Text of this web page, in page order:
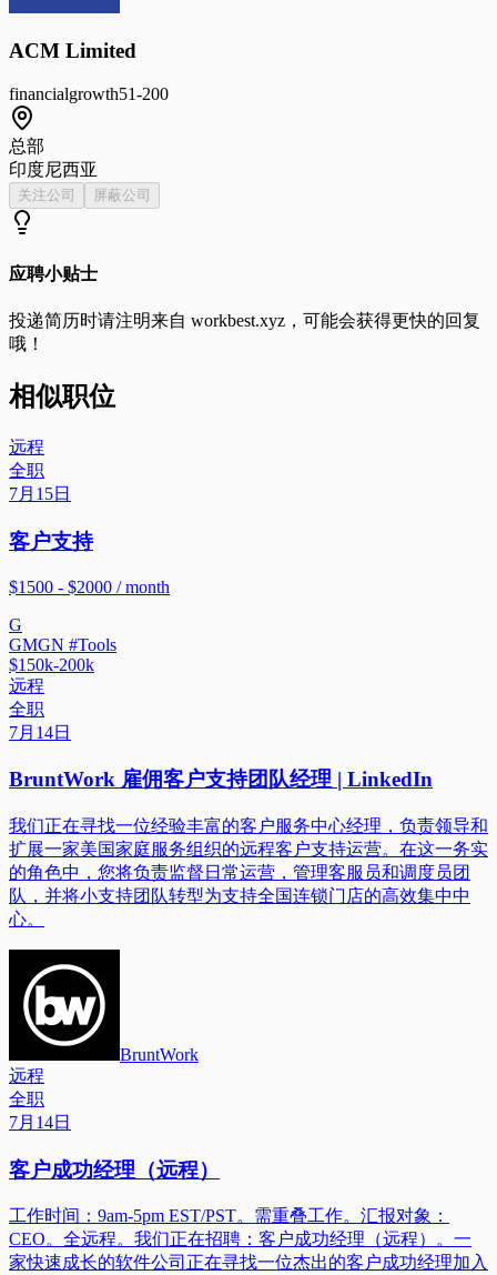
ACM Limited
financialgrowth51-200
总部
印度尼西亚
关注公司 屏蔽公司
应聘小贴士
投递简历时请注明来自 workbest.xyz ，可能会获得更快的回复
哦！
相似职位
远程
全职
7月15日
客户支持
$1500 - $2000 / month
G
GMGN #Tools
$150k-200k
远程
全职
7月14日
BruntWork 雇佣客户支持团队经理 | LinkedIn
我们正在寻找一位经验丰富的客户服务中心经理，负责领导和
扩展一家美国家庭服务组织的远程客户支持运营。在这一务实
的角色中，您将负责监督日常运营，管理客服员和调度员团
队，并将小支持团队转型为支持全国连锁门店的高效集中中
心。
BruntWork
远程
全职
7月14日
客户成功经理（远程）
工作时间：9am-5pm EST/PST。需重叠工作。汇报对象：
CEO。全远程。我们正在招聘：客户成功经理（远程）。一
家快速成长的软件公司正在寻找一位杰出的客户成功经理加入